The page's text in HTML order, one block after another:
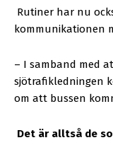
Rutiner har nu
kommunikationen
– I samband med
sjötrafikledningen
om att bussen
Det är alltså de